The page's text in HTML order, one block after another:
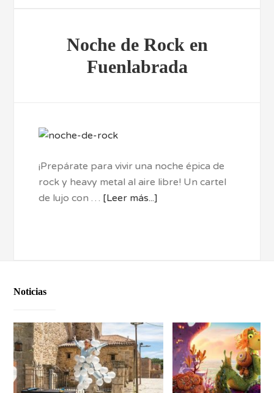
Noche de Rock en
Fuenlabrada
¡Prepárate para vivir una noche épica de
rock y heavy metal al aire libre! Un cartel
de lujo con … [Leer más...]
Noticias